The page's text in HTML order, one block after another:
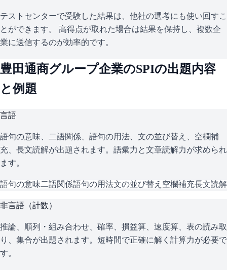
テストセンターで受験した結果は、他社の選考にも使い回すこ
とができます。 高得点が取れた場合は結果を保持し、複数企
業に送信するのが効率的です。
豊田通商グループ企業のSPIの出題内容
と例題
言語
語句の意味、二語関係、語句の用法、文の並び替え、空欄補
充、長文読解が出題されます。語彙力と文章読解力が求められ
ます。
語句の意味二語関係語句の用法文の並び替え 空欄補充長文読解
非言語（計数）
推論、順列・組み合わせ、確率、損益算、速度算、表の読み取
り、集合が出題されます。短時間で正確に解く計算力が必要で
す。